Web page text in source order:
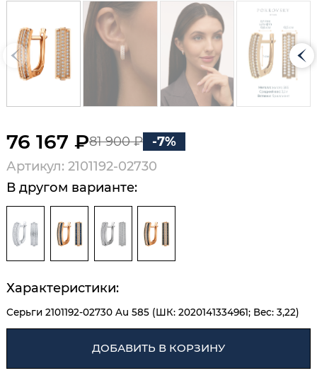
76 167 ₽81 900 ₽
-7%
Артикул: 2101192-02730
В другом варианте:
Характеристики:
Серьги 2101192-02730 Au 585 (ШК: 2020141334961; Вес: 3,22)
ДОБАВИТЬ В КОРЗИНУ